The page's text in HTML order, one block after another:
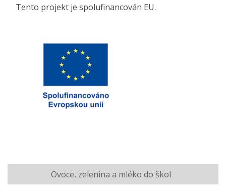
Tento projekt je spolufinancován EU.
Ovoce, zelenina a mléko do škol